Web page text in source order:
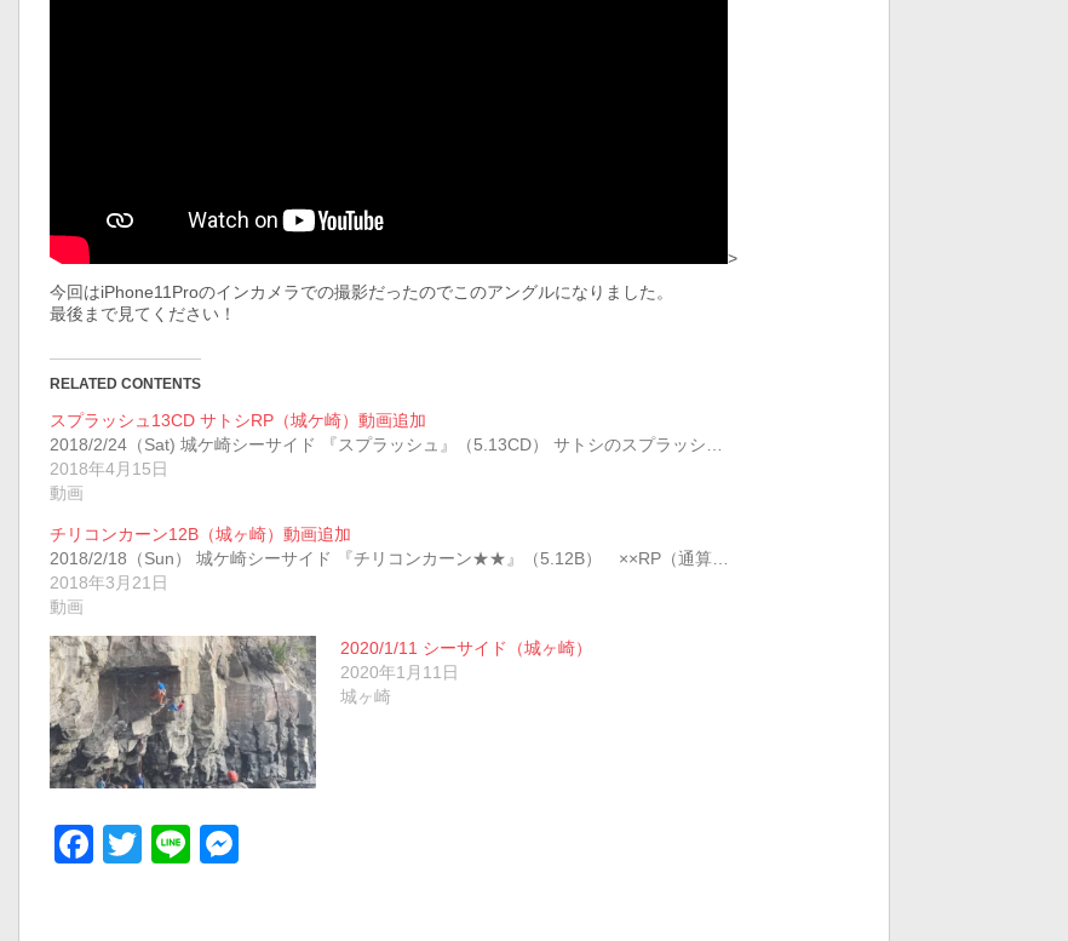
>
今回はiPhone11Proのインカメラでの撮影だったのでこのアングルになりました。
最後まで見てください！
RELATED CONTENTS
スプラッシュ13CD サトシRP（城ケ崎）動画追加
2018/2/24（Sat) 城ケ崎シーサイド 『スプラッシュ』（5.13CD） サトシのスプラッシ…
2018年4月15日
動画
チリコンカーン12B（城ヶ崎）動画追加
2018/2/18（Sun） 城ケ崎シーサイド 『チリコンカーン★★』（5.12B） ××RP（通算…
2018年3月21日
動画
2020/1/11 シーサイド（城ヶ崎）
2020年1月11日
城ヶ崎
Facebook
Twitter
Line